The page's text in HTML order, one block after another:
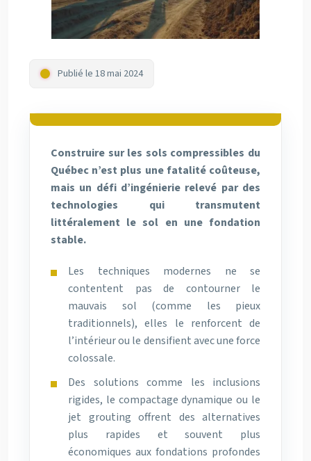
Publié le 18 mai 2024
Construire sur les sols compressibles du
Québec n’est plus une fatalité coûteuse,
mais un défi d’ingénierie relevé par des
technologies qui transmutent
littéralement le sol en une fondation
stable.
Les techniques modernes ne se
contentent pas de contourner le
mauvais sol (comme les pieux
traditionnels), elles le renforcent de
l’intérieur ou le densifient avec une force
colossale.
Des solutions comme les inclusions
rigides, le compactage dynamique ou le
jet grouting offrent des alternatives
plus rapides et souvent plus
économiques aux fondations profondes